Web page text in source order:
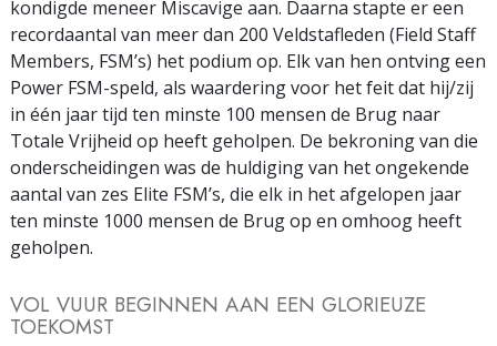
kondigde meneer Miscavige aan. Daarna stapte er een
recordaantal van meer dan 200 Veldstafleden (Field Staff
Members, FSM’s) het podium op. Elk van hen ontving een
Power FSM-speld, als waardering voor het feit dat hij/zij
in één jaar tijd ten minste 100 mensen de Brug naar
Totale Vrijheid op heeft geholpen. De bekroning van die
onderscheidingen was de huldiging van het ongekende
aantal van zes Elite FSM’s, die elk in het afgelopen jaar
ten minste 1000 mensen de Brug op en omhoog heeft
geholpen.
VOL VUUR BEGINNEN AAN EEN GLORIEUZE
TOEKOMST